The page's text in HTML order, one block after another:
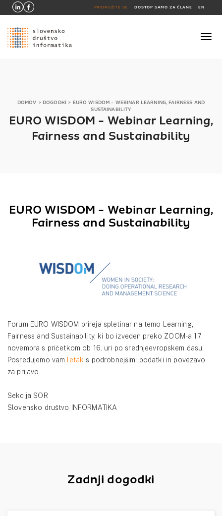
PRIDRUŽITE SE DOSTOP SAMO ZA ČLANE EN
DOMOV > DOGODKI > EURO WISDOM - WEBINAR LEARNING, FAIRNESS AND
SUSTAINABILITY
EURO WISDOM - Webinar Learning,
Fairness and Sustainability
EURO WISDOM - Webinar Learning,
Fairness and Sustainability
Forum EURO WISDOM prireja spletinar na temo Learning,
Fairness and Sustainability, ki bo izveden preko ZOOM-a 17.
novembra s pričetkom ob 16. uri po srednjeevropskem času.
Posredujemo vam
letak s podrobnejšimi podatki in povezavo
za prijavo.
Sekcija SOR
Slovensko društvo INFORMATIKA
Zadnji dogodki